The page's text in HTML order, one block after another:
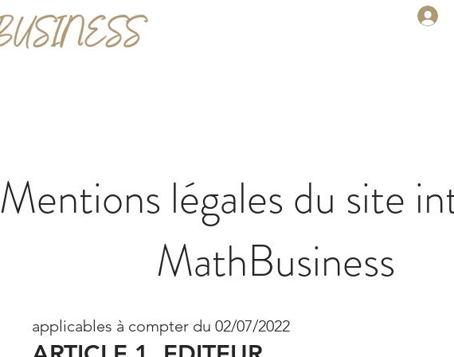
Mentions légales du site
MathBusiness
applicables à compter du 02/07/2022